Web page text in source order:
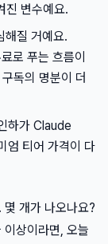
진 변수예요.
해질 거예요.
로 푸는 흐름이
독의 명분이 더
하가 Claude
엄 티어 가격이 다
몇 개가 나오나요?
상이라면, 오늘